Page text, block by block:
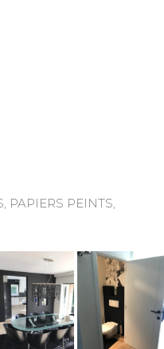
PAPIERS PEINTS,